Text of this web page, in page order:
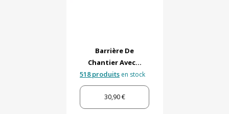
Barrière De
Chantier Avec...
518 produits en stock
30,90 €